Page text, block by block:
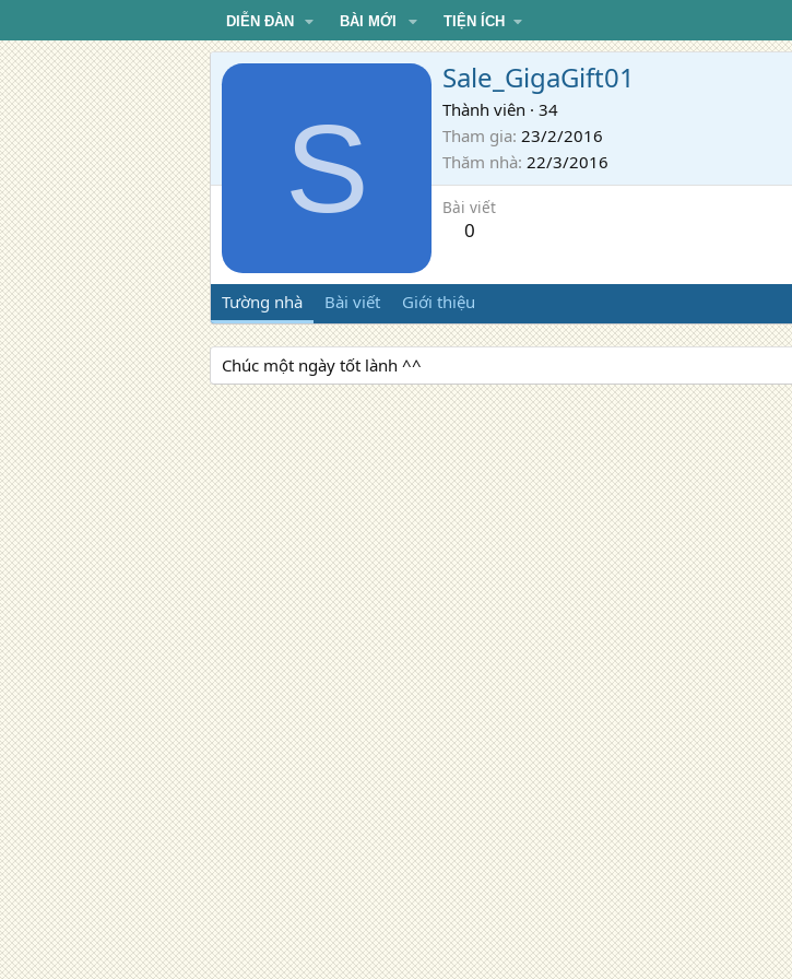
DIỄN ĐÀN BÀI MỚI TIỆN ÍCH
S
Sale_GigaGift01
Thành viên · 34
Tham gia 23/2/2016
Thăm nhà 22/3/2016
Bài viết
0
Tường nhà Bài viết Giới thiệu
Chúc một ngày tốt lành ^^